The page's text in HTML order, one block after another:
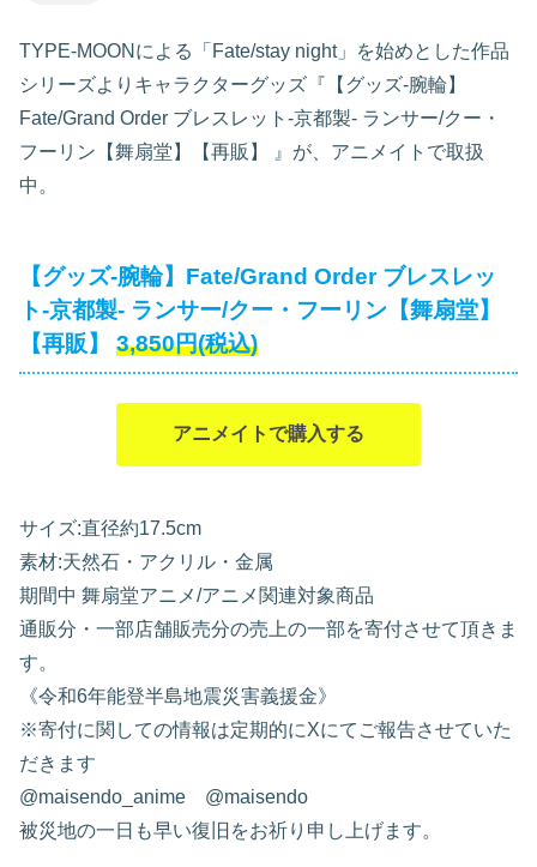
TYPE-MOONによる「Fate/stay night」を始めとした作品
シリーズよりキャラクターグッズ『【グッズ-腕輪】
Fate/Grand Order ブレスレット-京都製- ランサー/クー・
フーリン【舞扇堂】【再販】
』が、アニメイトで取扱
中。
【グッズ-腕輪】Fate/Grand Order ブレスレッ
ト-京都製- ランサー/クー・フーリン【舞扇堂】
【再販】
3,850円(税込)
アニメイトで購入する
サイズ:直径約17.5cm
素材:天然石・アクリル・金属
期間中 舞扇堂アニメ/アニメ関連対象商品
通販分・一部店舗販売分の売上の一部を寄付させて頂きま
す。
《令和6年能登半島地震災害義援金》
※寄付に関しての情報は定期的にXにてご報告させていた
だきます
@maisendo_anime @maisendo
被災地の一日も早い復旧をお祈り申し上げます。